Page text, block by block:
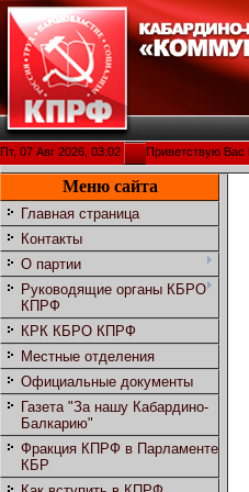
Пт, 07 Авг 2026, 03:02 Приветствую Вас
Меню сайта
Главная страница
Контакты
О партии
Руководящие органы КБРО
КПРФ
КРК КБРО КПРФ
Местные отделения
Официальные документы
Газета "За нашу Кабардино-
Балкарию"
Фракция КПРФ в Парламенте
КБР